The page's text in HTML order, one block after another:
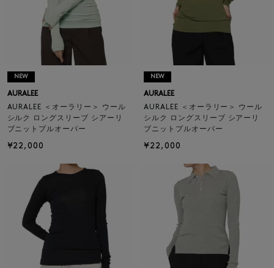
NEW
AURALEE
AURALEE ＜オーラリー＞ ウール
シルク ロングスリーブ シアーリ
ブニットプルオーバー
¥22,000
NEW
AURALEE
AURALEE ＜オーラリー＞ ウール
シルク ロングスリーブ シアーリ
ブニットプルオーバー
¥22,000